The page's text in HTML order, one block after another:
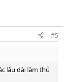
#5
lâu dài làm thủ